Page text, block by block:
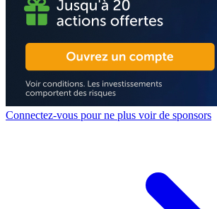
Connectez-vous pour ne plus voir de sponsors